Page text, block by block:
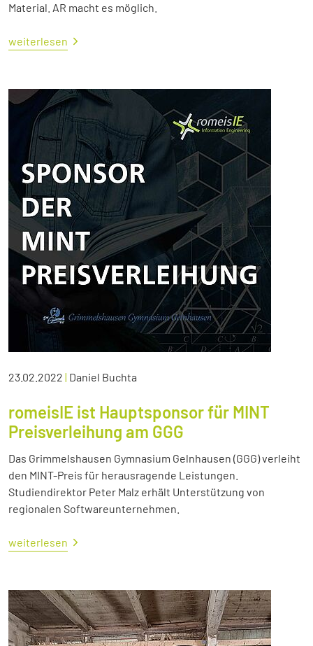
Material. AR macht es möglich.
weiterlesen
23.02.2022 | Daniel Buchta
romeisIE ist Hauptsponsor für MINT
Preisverleihung am GGG
Das Grimmelshausen Gymnasium Gelnhausen (GGG) verleiht
den MINT-Preis für herausragende Leistungen.
Studiendirektor Peter Malz erhält Unterstützung von
regionalen Softwareunternehmen.
weiterlesen